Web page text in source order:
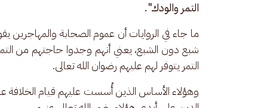
التمر والودك".
ما جاء في الروايات أن عموم الصحابة والمهاجرين
شبع دون الشبع، يعني أنهم وجدوا حاجتهم من
التمر يتوفر لهم عليهم رضوان الله تعالى.
وهؤلاء الأساس الذين أُسست عليهم قيام الخلافة